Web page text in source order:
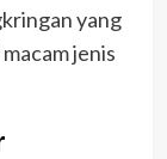
yang
jenis